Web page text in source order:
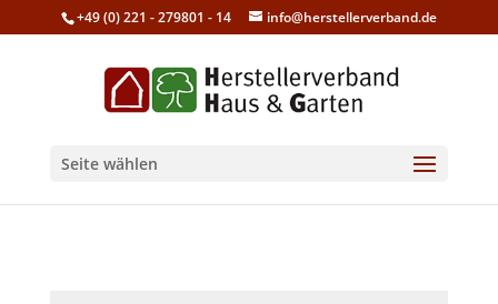
+49 (0) 221 - 279801 - 14 info@herstellerverband.de
Seite wählen